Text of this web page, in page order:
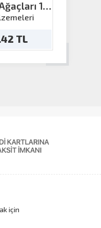
10
19cm
TL
için